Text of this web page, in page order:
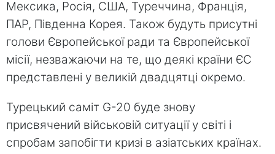
Мексика, Росія, США, Туреччина, Франція,
ПАР, Південна Корея. Також будуть присутні
голови Європейської ради та Європейської
місії, незважаючи на те, що деякі країни ЄС
представлені у великій двадцятці окремо.
Турецький саміт G-20 буде знову
присвячений військовій ситуації у світі і
спробам запобігти кризі в азіатських країнах.